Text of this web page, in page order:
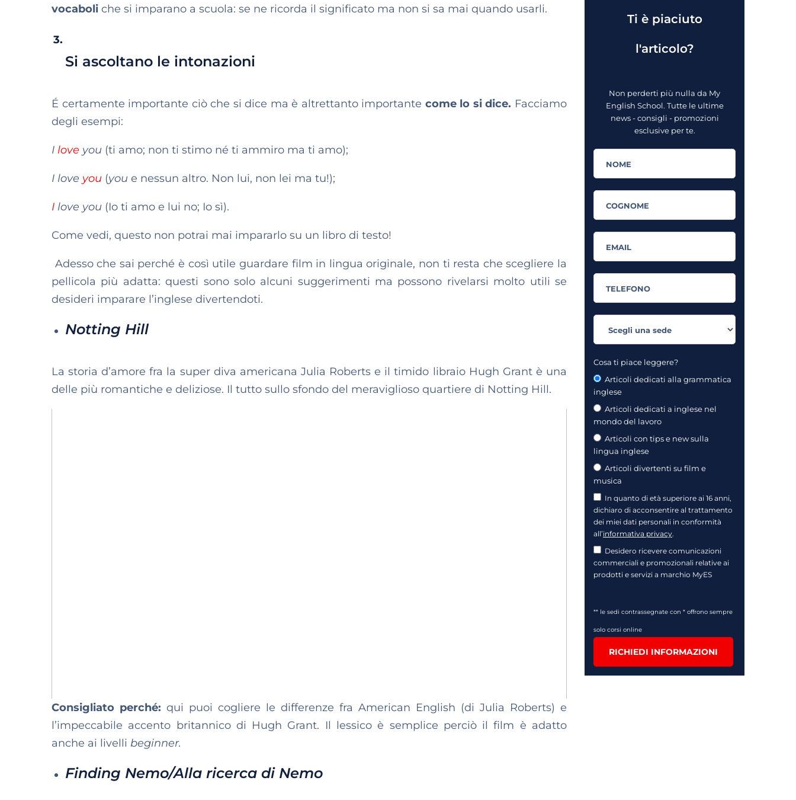
vocaboli che si imparano a scuola: se ne ricorda il significato ma non si sa mai quando usarli.
Si ascoltano le intonazioni
É certamente importante ciò che si dice ma è altrettanto importante come lo si dice. Facciamo
degli esempi:
I love you (ti amo; non ti stimo né ti ammiro ma ti amo);
I love you (you e nessun altro. Non lui, non lei ma tu!);
I love you (Io ti amo e lui no; Io sì).
Come vedi, questo non potrai mai impararlo su un libro di testo!
Adesso che sai perché è così utile guardare film in lingua originale, non ti resta che scegliere la
pellicola più adatta: questi sono solo alcuni suggerimenti ma possono rivelarsi molto utili se
desideri imparare l’inglese divertendoti.
Notting Hill
La storia d’amore fra la super diva americana Julia Roberts e il timido libraio Hugh Grant è una
delle più romantiche e deliziose. Il tutto sullo sfondo del meraviglioso quartiere di Notting Hill.
Consigliato perché: qui puoi cogliere le differenze fra American English (di Julia Roberts) e
l’impeccabile accento britannico di Hugh Grant. Il lessico è semplice perciò il film è adatto
anche ai livelli beginner.
Finding Nemo/Alla ricerca di Nemo
Ti è piaciuto
l'articolo?
Non perderti più nulla da My
English School. Tutte le ultime
news - consigli - promozioni
esclusive per te.
Cosa ti piace leggere?
Articoli dedicati alla grammatica
inglese
Articoli dedicati a inglese nel
mondo del lavoro
Articoli con tips e new sulla
lingua inglese
Articoli divertenti su film e
musica
In quanto di età superiore ai 16 anni,
dichiaro di acconsentire al trattamento
dei miei dati personali in conformità
all’informativa privacy.
Desidero ricevere comunicazioni
commerciali e promozionali relative ai
prodotti e servizi a marchio MyES
** le sedi contrassegnate con * offrono sempre
solo corsi online
RICHIEDI INFORMAZIONI